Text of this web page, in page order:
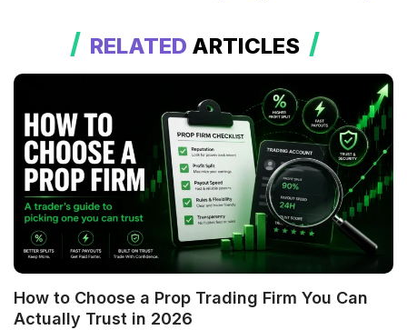
RELATED ARTICLES
How to Choose a Prop Trading Firm You Can
Actually Trust in 2026